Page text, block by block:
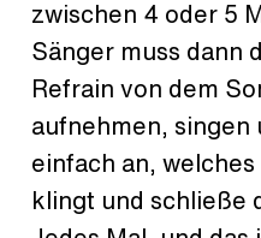
zwischen 4 oder 5
Sänger muss dann
Refrain von dem
aufnehmen,
einfach an,
klingt und schließe